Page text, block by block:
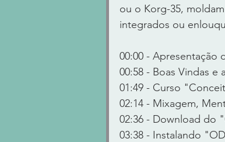
ou o Korg-35,
integrados ou
00:00 - Apresentação
00:58 - Boas Vindas e
01:49 - Curso
02:14 - Mixagem,
02:36 - Download do
03:38 - Instalando